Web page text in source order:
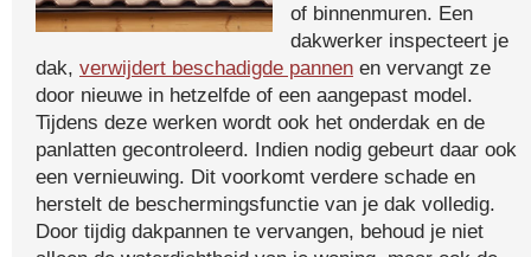
of binnenmuren. Een
dakwerker inspecteert je
dak, verwijdert beschadigde pannen en vervangt ze
door nieuwe in hetzelfde of een aangepast model.
Tijdens deze werken wordt ook het onderdak en de
panlatten gecontroleerd. Indien nodig gebeurt daar ook
een vernieuwing. Dit voorkomt verdere schade en
herstelt de beschermingsfunctie van je dak volledig.
Door tijdig dakpannen te vervangen, behoud je niet